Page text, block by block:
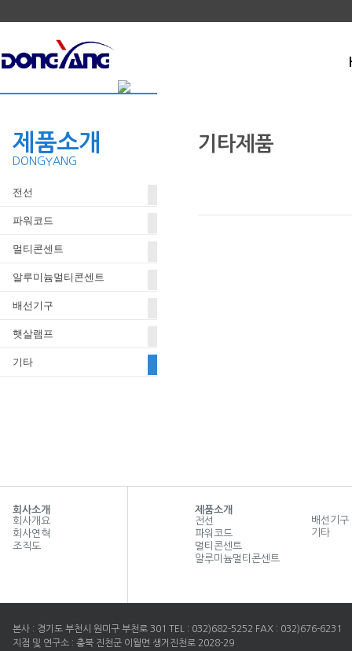
제품소개
DONGYANG
전선
파워코드
멀티콘센트
알루미늄멀티콘센트
배선기구
햇살램프
기타
기타제품
회사소개
회사개요
회사연혁
조직도
제품소개
전선
파워코드
멀티콘센트
알루미늄멀티콘센트
배선기구
기타
본사 : 경기도 부천시 원미구 부천로 301 TEL : 032)682-5252 FAX : 032)676-6231
지점 및 연구소 : 충북 진천군 이월면 생거진천로 2028-29